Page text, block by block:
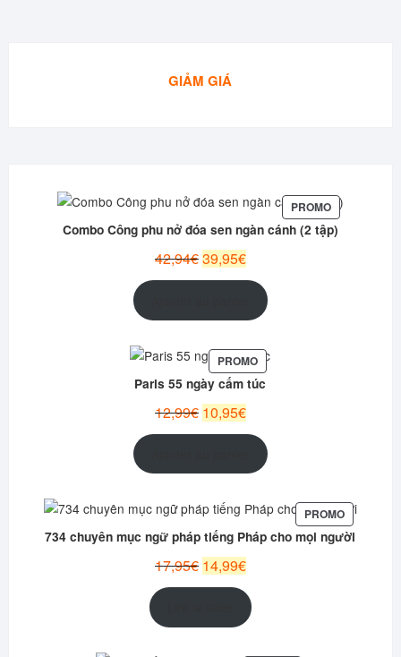
GIẢM GIÁ
PROMOPRODUIT
EN
PROMOTION
Combo Công phu nở đóa sen ngàn cánh (2 tập)
42,94€ Le
prix
39,95€Le
prix
actuel
est :
PROMOPRODUIT
EN
PROMOTION
Paris 55 ngày cấm túc
12,99€ Le
10,95€Le
actuel
est :
PROMOPRODUIT
EN
734 chuyên mục ngữ pháp tiếng Pháp cho mọi người
17,95€ Le
prix
14,99€Le
actuel
est :